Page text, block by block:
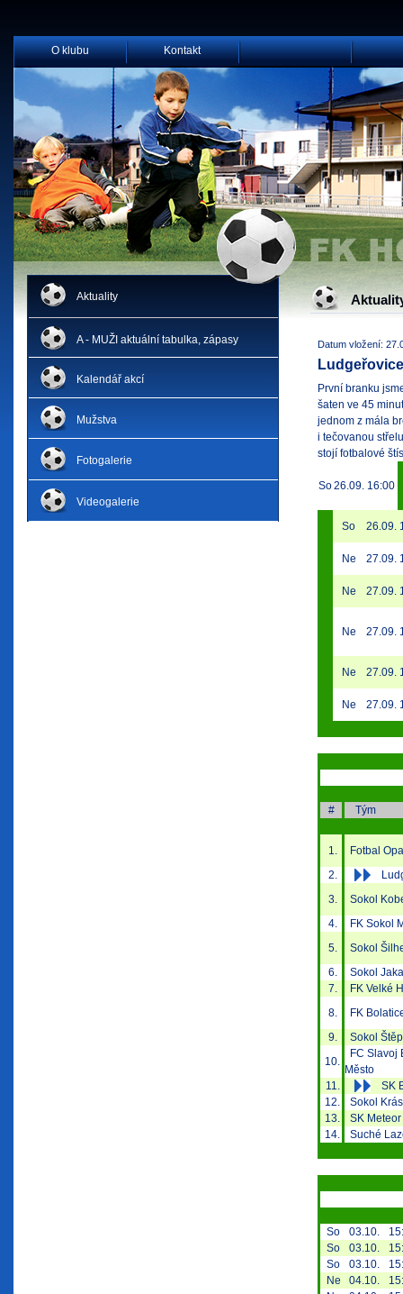
O klubu Kontakt
Aktuality
A - MUŽI aktuální tabulka, zápasy
Kalendář akcí
Mužstva
Fotogalerie
Videogalerie
Datum vložení:
První branku
šaten ve 45
jednom z mála
i tečovanou
stojí fotbalové
So26.09. 16:00
So 26.09.
Ne 27.09.
Ne 27.09.
Ne 27.09.
Ne 27.09.
Ne 27.09.
# Tým
1.
Fotbal
2.
3.
Sokol
4.
FK Sokol
5.
Sokol
6.
Sokol
7.
FK Velké
8.
FK
9.
Sokol
10.
FC Slavoj
Město
11.
SK
12.
Sokol
13.
SK
14.
Suché
So 03.10.
So
03.10.
So
03.10.
Ne
04.10.